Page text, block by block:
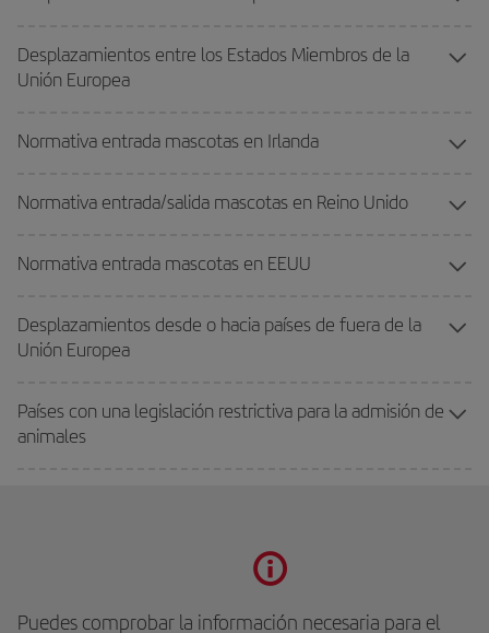
Desplazamientos entre los Estados Miembros de la
Unión Europea
Normativa entrada mascotas en Irlanda
Normativa entrada/salida mascotas en Reino Unido
Normativa entrada mascotas en EEUU
Desplazamientos desde o hacia países de fuera de la
Unión Europea
Países con una legislación restrictiva para la admisión de
animales
Puedes comprobar la información necesaria para el